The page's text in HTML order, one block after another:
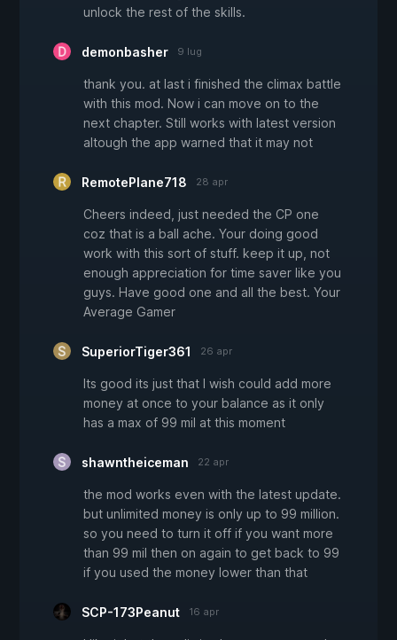
unlock the rest of the skills.
demonbasher 9 lug
thank you. at last i finished the climax battle
with this mod. Now i can move on to the
next chapter. Still works with latest version
altough the app warned that it may not
RemotePlane718 28 apr
Cheers indeed, just needed the CP one
coz that is a ball ache. Your doing good
work with this sort of stuff. keep it up, not
enough appreciation for time saver like you
guys. Have good one and all the best. Your
Average Gamer
SuperiorTiger361 26 apr
Its good its just that I wish could add more
money at once to your balance as it only
has a max of 99 mil at this moment
shawntheiceman 22 apr
the mod works even with the latest update.
but unlimited money is only up to 99 million.
so you need to turn it off if you want more
than 99 mil then on again to get back to 99
if you used the money lower than that
SCP-173Peanut 16 apr